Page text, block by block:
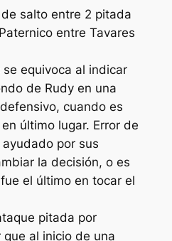
salto entre 2 pitada
entre Tavares
se equivoca al indicar
de Rudy en una
cuando es
último lugar. Error de
por sus
la decisión, o es
el último en tocar el
pitada por
que al inicio de una